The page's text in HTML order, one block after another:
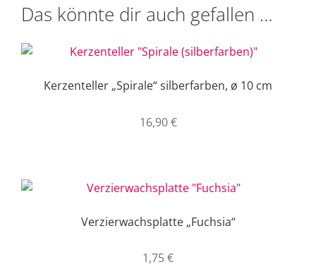
Das könnte dir auch gefallen …
Kerzenteller „Spirale“ silberfarben, ø 10 cm
16,90€
Verzierwachsplatte „Fuchsia“
1,75€